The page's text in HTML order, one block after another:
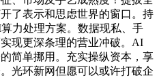
了表示和思虑世界的窗口。持
力处理方案。数据现私、手
现更深条理的营业冲破。AI
简单挪用。充实操纵资本，享
光环新网但愿可以或许打破企